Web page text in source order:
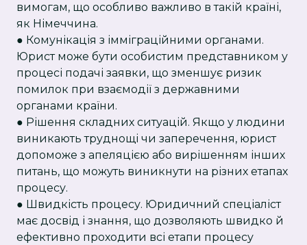
вимогам, що особливо важливо в такій країні,
як Німеччина.
● Комунікація з імміграційними органами.
Юрист може бути особистим представником у
процесі подачі заявки, що зменшує ризик
помилок при взаємодії з державними
органами країни.
● Рішення складних ситуацій. Якщо у людини
виникають труднощі чи заперечення, юрист
допоможе з апеляцією або вирішенням інших
питань, що можуть виникнути на різних етапах
процесу.
● Швидкість процесу. Юридичний спеціаліст
має досвід і знання, що дозволяють швидко й
ефективно проходити всі етапи процесу